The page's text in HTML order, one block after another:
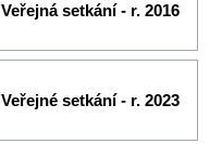
Veřejná setkání - r. 2016
Veřejné setkání - r. 2023